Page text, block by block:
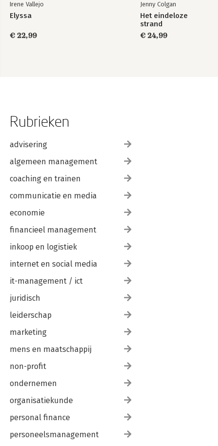
Irene Vallejo
Elyssa
€ 22,99
Jenny Colgan
Het eindeloze
strand
€ 24,99
Rubrieken
advisering
algemeen management
coaching en trainen
communicatie en media
economie
financieel management
inkoop en logistiek
internet en social media
it-management / ict
juridisch
leiderschap
marketing
mens en maatschappij
non-profit
ondernemen
organisatiekunde
personal finance
personeelsmanagement